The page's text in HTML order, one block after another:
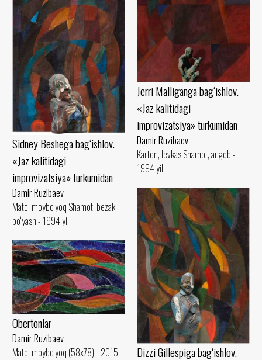
Jerri Malliganga bag‘ishlov.
«Jaz kalitidagi
improvizatsiya» turkumidan
Damir Ruzibaev
Karton, levkas Shamot, angob -
1994 yil
Sidney Beshega bag‘ishlov.
«Jaz kalitidagi
improvizatsiya» turkumidan
Damir Ruzibaev
Mato, moybo‘yoq Shamot, bezakli
bo‘yash - 1994 yil
Dizzi Gillespiga bag‘ishlov.
Obertonlar
Damir Ruzibaev
Mato, moybo‘yoq (58x78) - 2015